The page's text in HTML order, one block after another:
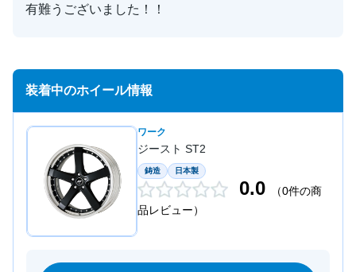
有難うございました！！
装着中のホイール情報
ワーク
ジースト ST2
鋳造 日本製
0.0
（0件の商
品レビュー）